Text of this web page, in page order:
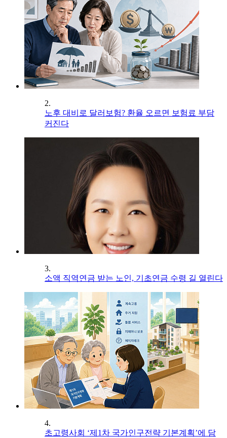
2.
노후 대비로 달러보험? 환율 오르면 보험료 부담
커진다
3.
소액 직역연금 받는 노인, 기초연금 수령 길 열린다
4.
초고령사회 ‘제1차 국가인구전략 기본계획’에 담